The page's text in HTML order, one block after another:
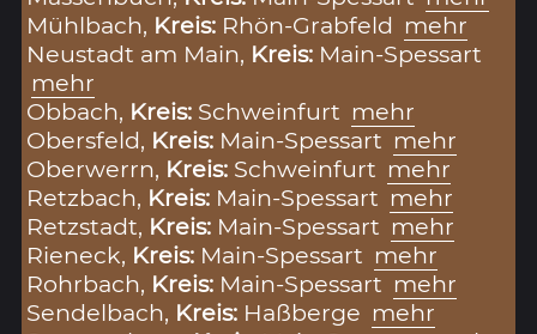
Mühlbach, Kreis: Rhön-Grabfeld mehr
Neustadt am Main, Kreis: Main-Spessart
mehr
Obbach, Kreis: Schweinfurt mehr
Obersfeld, Kreis: Main-Spessart mehr
Oberwerrn, Kreis: Schweinfurt mehr
Retzbach, Kreis: Main-Spessart mehr
Retzstadt, Kreis: Main-Spessart mehr
Rieneck, Kreis: Main-Spessart mehr
Rohrbach, Kreis: Main-Spessart mehr
Sendelbach, Kreis: Haßberge mehr